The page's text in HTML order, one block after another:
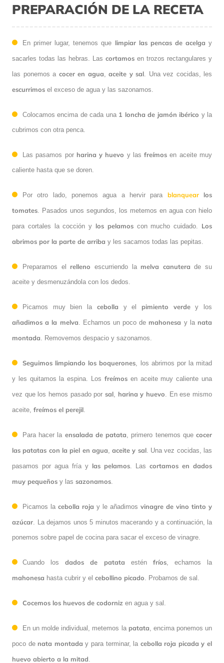
PREPARACIÓN DE LA RECETA
En primer lugar, tenemos que limpiar las pencas de acelga y
sacarles todas las hebras. Las cortamos en trozos rectangulares y
las ponemos a cocer en agua aceite y sal . Una vez cocidas, les
escurrimos el exceso de agua y las sazonamos.
Colocamos encima de cada una 1 loncha de jamón ibérico y la
cubrimos con otra penca.
Las pasamos por harina y huevo y lasfreímosen aceite muy
caliente hasta que se doren.
Por otro lado, ponemos agua a hervir para blanquearlos
tomates . Pasados unos segundos, los metemos en agua con hielo
para cortales la cocción y los pelamoscon mucho cuidado. Los
abrimos por la parte de arriba y les sacamos todas las pepitas.
Preparamos el relleno escurriendo la melva canutera de su
aceite y desmenuzándola con los dedos.
Picamos muy bien la cebolla y el pimiento verdey los
añadimos a la melva . Echamos un poco de mahonesa y la nata
montada . Removemos despacio y sazonamos.
Seguimos limpiando los boquerones , los abrimos por la mitad
y les quitamos la espina. Los freímos en aceite muy caliente una
vez que los hemos pasado por sal harina y huevo . En ese mismo
aceite, freímos el perejil
Para hacer la ensalada de patata , primero tenemos quecocer
las patatas con la piel en agua ,aceite y sal. Una vez cocidas, las
pasamos por agua fría y las pelamos . Las cortamos en dados
muy pequeños y las sazonamos
Picamos la cebolla roja y le añadimos vinagre de vino tinto y
azúcar . La dejamos unos 5 minutos macerando y a continuación, la
ponemos sobre papel de cocina para sacar el exceso de vinagre.
Cuando losdados de patata estén fríos, echamos la
mahonesa hasta cubrir y el cebollino picado . Probamos de sal.
Cocemos los huevos de codorniz en agua y sal.
En un molde individual, metemos la patata , encima ponemos un
poco de nata montaday para terminar, la cebolla roja picada y el
huevo abierto a la mitad